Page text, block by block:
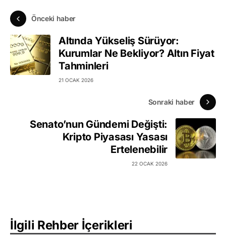
Önceki haber
Altında Yükseliş Sürüyor:
Kurumlar Ne Bekliyor? Altın Fiyat
Tahminleri
21 OCAK 2026
Sonraki haber
Senato’nun Gündemi Değişti:
Kripto Piyasası Yasası
Ertelenebilir
22 OCAK 2026
İlgili Rehber İçerikleri